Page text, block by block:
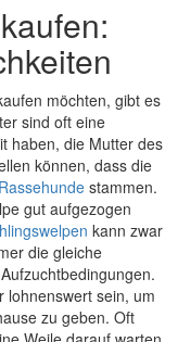
möchten, gibt es
sind oft eine
haben, die Mutter des
können, dass die
Rassehunde stammen.
gut aufgezogen
kann zwar
die gleiche
lohnenswert sein, um
zu geben. Oft